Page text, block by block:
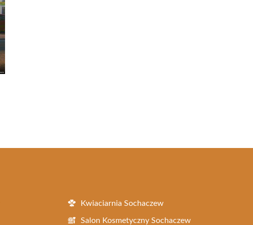
Kwiaciarnia Sochaczew
Salon Kosmetyczny Sochaczew